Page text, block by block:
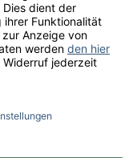
zzgl.
Kontrollverfahren